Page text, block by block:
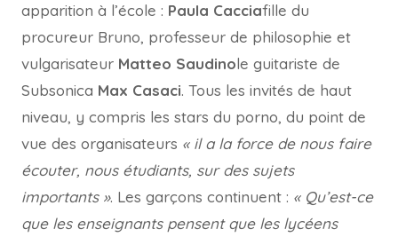
apparition à l’école : Paula Cacciafille du
procureur Bruno, professeur de philosophie et
vulgarisateur Matteo Saudinole guitariste de
Subsonica Max Casaci. Tous les invités de haut
niveau, y compris les stars du porno, du point de
vue des organisateurs « il a la force de nous faire
écouter, nous étudiants, sur des sujets
importants ». Les garçons continuent : « Qu’est-ce
que les enseignants pensent que les lycéens